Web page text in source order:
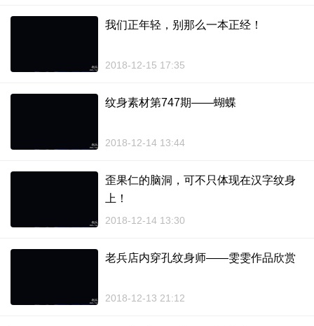
我们正年轻，别那么一本正经！
2018-12-15 17:35
纹身素材第747期——蝴蝶
2018-12-14 13:44
歪果仁的脑洞，可不只体现在汉字纹身
上！
2018-12-14 13:30
老兵店内穿孔纹身师——雯雯作品欣赏
2018-12-13 21:12